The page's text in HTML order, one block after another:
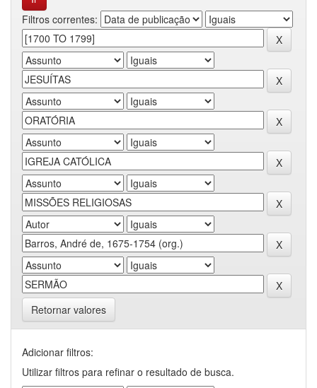
Filtros correntes:
Retornar valores
Adicionar filtros:
Utilizar filtros para refinar o resultado de busca.